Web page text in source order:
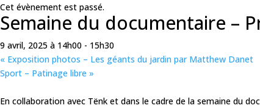
Cet évènement est passé.
Semaine du documentaire –
9 avril, 2025 à 14h00 - 15h30
« Exposition photos – Les géants du jardin par Matthew Danet
Sport – Patinage libre »
En collaboration avec Tënk et dans le cadre de la semaine du